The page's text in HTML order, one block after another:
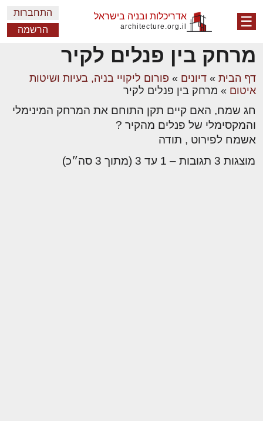
☰ אדריכלות ובניה בישראל
architecture.org.il
התחברות
הרשמה
מרחק בין פנלים לקיר
דף הבית » דיונים » פורום ליקויי בניה, בעיות ושיטות
איטום » מרחק בין פנלים לקיר
חג שמח, האם קיים תקן התוחם את המרחק המינימלי
והמקסימלי של פנלים מהקיר ?
אשמח לפירוט , תודה
מוצגות 3 תגובות – 1 עד 3 (מתוך 3 סה״כ)